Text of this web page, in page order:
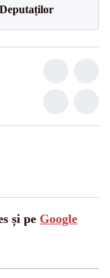
și pe Google